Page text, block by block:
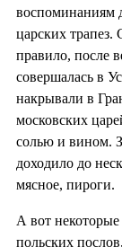
воспоминаниям
царских
правило, после
совершалась в
накрывали в
московских
солью и вином.
доходило до
мясное, пироги.
А вот
польских